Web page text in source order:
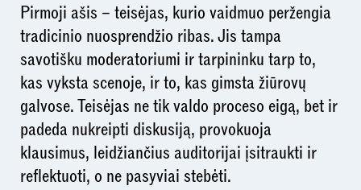
Pirmoji ašis – teisėjas, kurio vaidmuo peržengia
tradicinio nuosprendžio ribas. Jis tampa
savotišku moderatoriumi ir tarpininku tarp to,
kas vyksta scenoje, ir to, kas gimsta žiūrovų
galvose. Teisėjas ne tik valdo proceso eigą, bet ir
padeda nukreipti diskusiją, provokuoja
klausimus, leidžiančius auditorijai įsitraukti ir
reflektuoti, o ne pasyviai stebėti.